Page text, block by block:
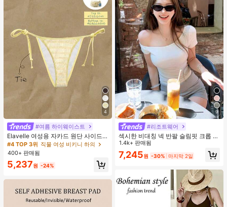
4
#여름 하이웨이스트
Elavelle 여성용 자카드 원단 사이드
타이 비키니 하의, 봄/여름
#4 TOP 3위 직물 여성 비키니 하의
400+ 판매됨
5,237원 -24%
9
#리조트웨어
섹시한 비대칭 넥 반팔 슬림핏 크롭 탑
화이트 여름
1.4k+ 판매됨
7,245원 -30% 마지막 2일